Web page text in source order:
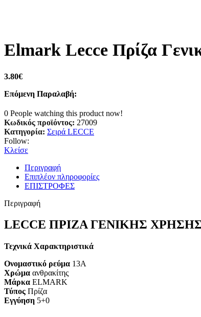
Elmark Lecce Πρίζα
3.80€
Επόμενη Παραλαβή:
0 People watching this product now!
Κωδικός προϊόντος: 27009
Κατηγορία: Σειρά LECCE
Follow:
Κλείσε
Περιγραφή
Επιπλέον πληροφορίες
ΕΠΙΣΤΡΟΦΕΣ
Περιγραφή
LECCE ΠΡΙΖΑ ΓΕΝΙΚΗΣ
Τεχνικά Χαρακτηριστικά
Ονομαστικό ρεύμα 13A
Χρώμα ανθρακίτης
Μάρκα ELMARK
Τύπος Πρίζα
Εγγύηση 5+0